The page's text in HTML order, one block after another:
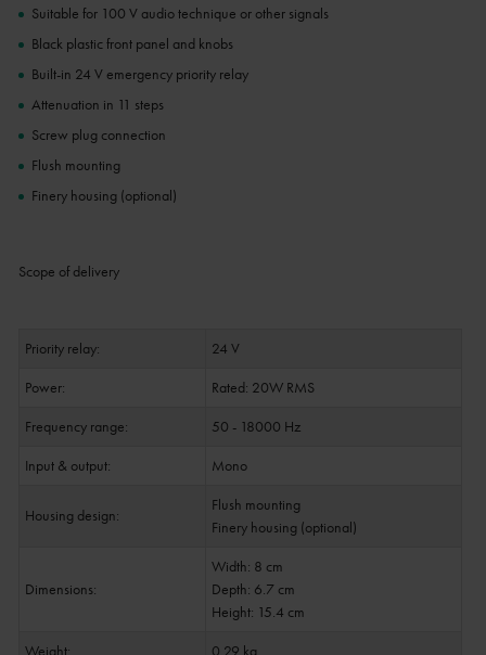
Suitable for 100 V audio technique or other signals
Black plastic front panel and knobs
Built-in 24 V emergency priority relay
Attenuation in 11 steps
Screw plug connection
Flush mounting
Finery housing (optional)
Scope of delivery
Priority relay:
24 V
Power:
Rated: 20W RMS
Frequency range:
50 - 18000 Hz
Input & output:
Mono
Housing design:
Flush mounting
Finery housing (optional)
Dimensions:
Width: 8 cm
Depth: 6.7 cm
Height: 15.4 cm
Weight:
0.29 kg